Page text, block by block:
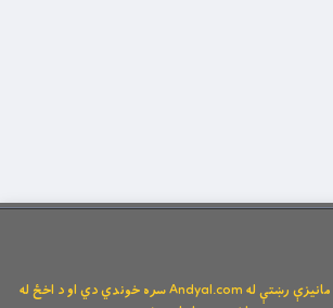
د وېبپاڼې ټولې توکیزې او مانیزې رښتې له Andyal.com سره خوندي دي او د اخځ له